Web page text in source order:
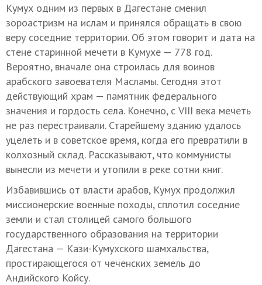
Кумух одним из первых в Дагестане сменил
зороастризм на ислам и принялся обращать в свою
веру соседние территории. Об этом говорит и дата на
стене старинной мечети в Кумухе — 778 год.
Вероятно, вначале она строилась для воинов
арабского завоевателя Масламы. Сегодня этот
действующий храм — памятник федерального
значения и гордость села. Конечно, с VIII века мечеть
не раз перестраивали. Старейшему зданию удалось
уцелеть и в советское время, когда его превратили в
колхозный склад. Рассказывают, что коммунисты
вынесли из мечети и утопили в реке сотни книг.
Избавившись от власти арабов, Кумух продолжил
миссионерские военные походы, сплотил соседние
земли и стал столицей самого большого
государственного образования на территории
Дагестана — Кази-Кумухского шамхальства,
простирающегося от чеченских земель до
Андийского Койсу.